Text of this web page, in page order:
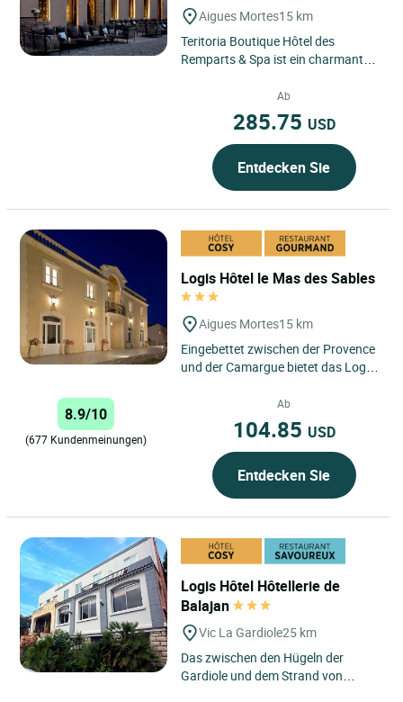
Aigues Mortes15 km
Teritoria Boutique Hôtel des
Remparts & Spa ist ein charmantes
nur wenige Minuten von...
Ab
285.75 USD
Entdecken Sie
Logis Hôtel le Mas des Sables
Aigues Mortes15 km
Eingebettet zwischen der Provence
und der Camargue bietet das Logis
Sables in Aigues Mortes eine...
8.9/10
(677 Kundenmeinungen)
Ab
104.85 USD
Entdecken Sie
Logis Hôtel Hôtellerie de
Balajan
Vic La Gardiole25 km
Das zwischen den Hügeln der
Gardiole und dem Strand von